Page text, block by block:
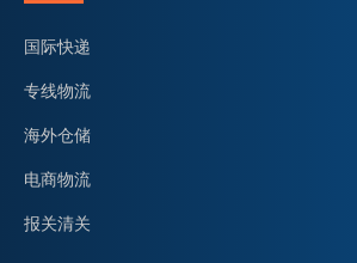
国际快递
专线物流
海外仓储
电商物流
报关清关